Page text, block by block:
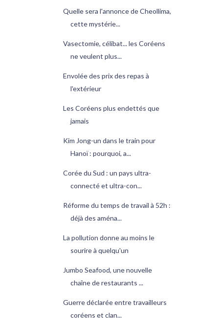
Quelle sera l'annonce de Cheollima,
cette mystérie...
Vasectomie, célibat... les Coréens
ne veulent plus...
Envolée des prix des repas à
l'extérieur
Les Coréens plus endettés que
jamais
Kim Jong-un dans le train pour
Hanoï : pourquoi, a...
Corée du Sud : un pays ultra-
connecté et ultra-con...
Réforme du temps de travail à 52h :
déjà des aména...
La pollution donne au moins le
sourire à quelqu'un
Jumbo Seafood, une nouvelle
chaîne de restaurants ...
Guerre déclarée entre travailleurs
coréens et clan...